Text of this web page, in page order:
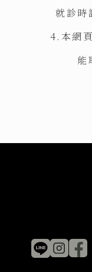
就診時
4.本網
能